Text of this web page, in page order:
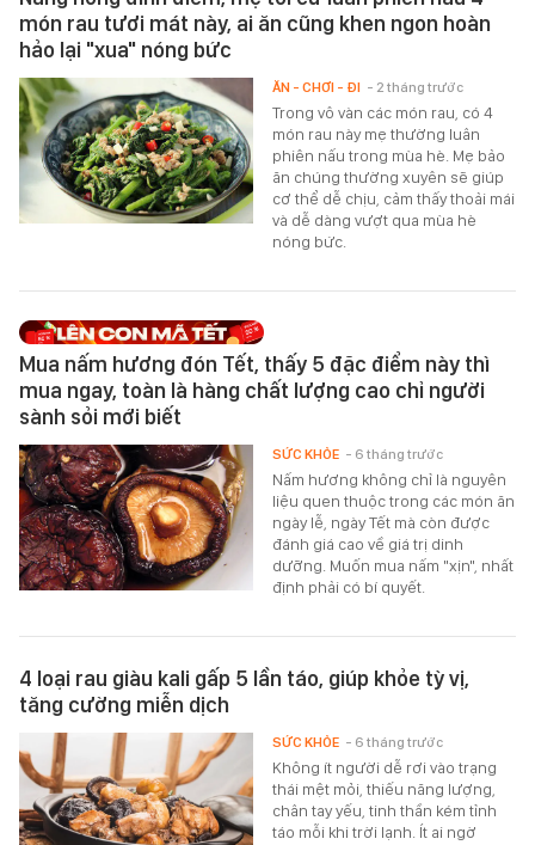
món rau tươi mát này, ai ăn cũng khen ngon hoàn
hảo lại "xua" nóng bức
Trong vô vàn các món rau, có 4
món rau này mẹ thường luân
phiên nấu trong mùa hè. Mẹ bảo
ăn chúng thường xuyên sẽ giúp
cơ thể dễ chịu, cảm thấy thoải mái
và dễ dàng vượt qua mùa hè
nóng bức.
ĂN - CHƠI - ĐI - 2 tháng trước
Mua nấm hương đón Tết, thấy 5 đặc điểm này thì
mua ngay, toàn là hàng chất lượng cao chỉ người
sành sỏi mới biết
Nấm hương không chỉ là nguyên
liệu quen thuộc trong các món ăn
ngày lễ, ngày Tết mà còn được
đánh giá cao về giá trị dinh
dưỡng. Muốn mua nấm "xịn", nhất
định phải có bí quyết.
SỨC KHỎE - 6 tháng trước
4 loại rau giàu kali gấp 5 lần táo, giúp khỏe tỳ vị,
tăng cường miễn dịch
Không ít người dễ rơi vào trạng
thái mệt mỏi, thiếu năng lượng,
chân tay yếu, tinh thần kém tỉnh
táo mỗi khi trời lạnh. Ít ai ngờ
SỨC KHỎE - 6 tháng trước